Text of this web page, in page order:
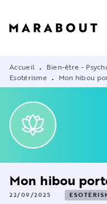
Accueil • Bien-être -
Esotérisme • Mon hibou
Mon hibou
22/09/2025